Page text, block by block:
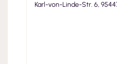
Karl-von-